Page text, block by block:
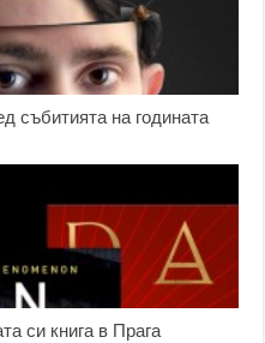
събитията на годината
си книга в Прага